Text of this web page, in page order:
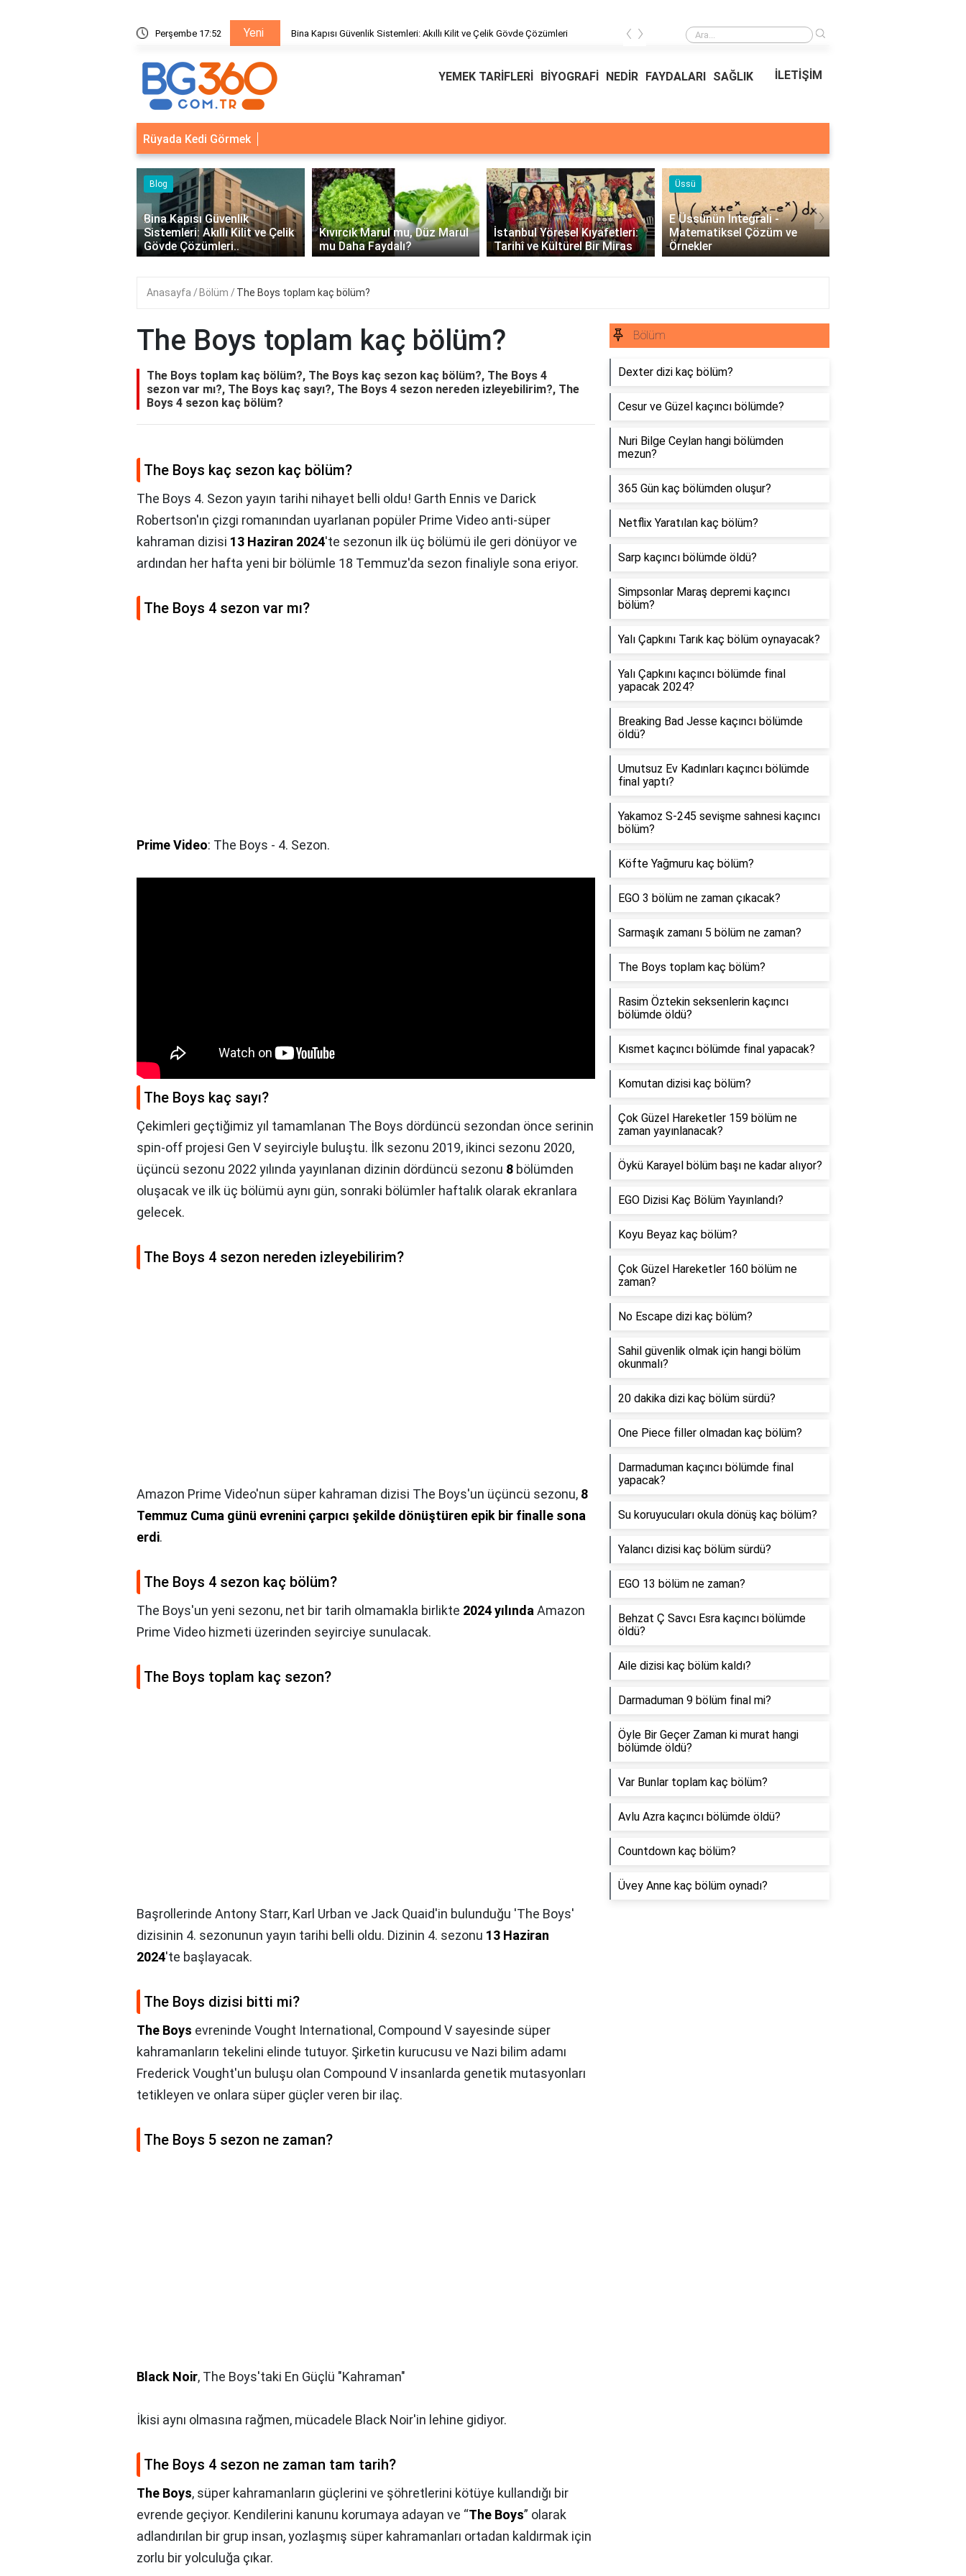
Perşembe 17:52 Yeni
Sistemleri: Akıllı Kilit ve Çelik Gövde Çözümleri Bina Kapısı Güvenlik Sistemleri: Akıllı Kilit ve Çelik Gövde Çözümleri Ödeal Müşteri Hizmetleri
‹ ›
YEMEK TARİFLERİ BİYOGRAFİ NEDİR FAYDALARI SAĞLIK İLETİŞİM
Rüyada Kedi Görmek
Kıvırcık Marul mu, Düz Marul
mu Daha Faydalı?
İstanbul Yöresel Kıyafetleri:
Tarihî ve Kültürel Bir Miras
Üssü
E Üssünün İntegrali -
Matematiksel Çözüm ve
Örnekler
Örnekleri
Profesyonel Kurumsal Mail
Örnekleri - İşletmeler İçin
Etkili İletişim..
‹ ›
Anasayfa Bölüm The Boys toplam kaç bölüm?
The Boys toplam kaç bölüm?
The Boys toplam kaç bölüm?, The Boys kaç sezon kaç bölüm?, The Boys 4
sezon var mı?, The Boys kaç sayı?, The Boys 4 sezon nereden izleyebilirim?, The
Boys 4 sezon kaç bölüm?
The Boys kaç sezon kaç bölüm?
The Boys 4. Sezon yayın tarihi nihayet belli oldu! Garth Ennis ve Darick
Robertson'ın çizgi romanından uyarlanan popüler Prime Video anti-süper
kahraman dizisi 13 Haziran 2024'te sezonun ilk üç bölümü ile geri dönüyor ve
ardından her hafta yeni bir bölümle 18 Temmuz'da sezon finaliyle sona eriyor.
The Boys 4 sezon var mı?
Prime Video: The Boys - 4. Sezon.
The Boys kaç sayı?
Çekimleri geçtiğimiz yıl tamamlanan The Boys dördüncü sezondan önce serinin
spin-off projesi Gen V seyirciyle buluştu. İlk sezonu 2019, ikinci sezonu 2020,
üçüncü sezonu 2022 yılında yayınlanan dizinin dördüncü sezonu 8 bölümden
oluşacak ve ilk üç bölümü aynı gün, sonraki bölümler haftalık olarak ekranlara
gelecek.
The Boys 4 sezon nereden izleyebilirim?
Amazon Prime Video'nun süper kahraman dizisi The Boys'un üçüncü sezonu, 8
Temmuz Cuma günü evrenini çarpıcı şekilde dönüştüren epik bir finalle sona
erdi.
The Boys 4 sezon kaç bölüm?
The Boys'un yeni sezonu, net bir tarih olmamakla birlikte 2024 yılındaAmazon
Prime Video hizmeti üzerinden seyirciye sunulacak.
The Boys toplam kaç sezon?
Başrollerinde Antony Starr, Karl Urban ve Jack Quaid'in bulunduğu 'The Boys'
dizisinin 4. sezonunun yayın tarihi belli oldu. Dizinin 4. sezonu 13 Haziran
2024'te başlayacak.
The Boys dizisi bitti mi?
The Boys evreninde Vought International, Compound V sayesinde süper
kahramanların tekelini elinde tutuyor. Şirketin kurucusu ve Nazi bilim adamı
Frederick Vought'un buluşu olan Compound V insanlarda genetik mutasyonları
tetikleyen ve onlara süper güçler veren bir ilaç.
The Boys 5 sezon ne zaman?
Black Noir, The Boys'taki En Güçlü "Kahraman"
İkisi aynı olmasına rağmen, mücadele Black Noir'in lehine gidiyor.
The Boys 4 sezon ne zaman tam tarih?
The Boys, süper kahramanların güçlerini ve şöhretlerini kötüye kullandığı bir
evrende geçiyor. Kendilerini kanunu korumaya adayan ve “The Boys” olarak
adlandırılan bir grup insan, yozlaşmış süper kahramanları ortadan kaldırmak için
zorlu bir yolculuğa çıkar.
Bölüm
Dexter dizi kaç bölüm?
Cesur ve Güzel kaçıncı bölümde?
Nuri Bilge Ceylan hangi bölümden
mezun?
365 Gün kaç bölümden oluşur?
Netflix Yaratılan kaç bölüm?
Sarp kaçıncı bölümde öldü?
Simpsonlar Maraş depremi kaçıncı
bölüm?
Yalı Çapkını Tarık kaç bölüm oynayacak?
Yalı Çapkını kaçıncı bölümde final
yapacak 2024?
Breaking Bad Jesse kaçıncı bölümde
öldü?
Umutsuz Ev Kadınları kaçıncı bölümde
final yaptı?
Yakamoz S-245 sevişme sahnesi kaçıncı
bölüm?
Köfte Yağmuru kaç bölüm?
EGO 3 bölüm ne zaman çıkacak?
Sarmaşık zamanı 5 bölüm ne zaman?
The Boys toplam kaç bölüm?
Rasim Öztekin seksenlerin kaçıncı
bölümde öldü?
Kısmet kaçıncı bölümde final yapacak?
Komutan dizisi kaç bölüm?
Çok Güzel Hareketler 159 bölüm ne
zaman yayınlanacak?
Öykü Karayel bölüm başı ne kadar alıyor?
EGO Dizisi Kaç Bölüm Yayınlandı?
Koyu Beyaz kaç bölüm?
Çok Güzel Hareketler 160 bölüm ne
zaman?
No Escape dizi kaç bölüm?
Sahil güvenlik olmak için hangi bölüm
okunmalı?
20 dakika dizi kaç bölüm sürdü?
One Piece filler olmadan kaç bölüm?
Darmaduman kaçıncı bölümde final
yapacak?
Su koruyucuları okula dönüş kaç bölüm?
Yalancı dizisi kaç bölüm sürdü?
EGO 13 bölüm ne zaman?
Behzat Ç Savcı Esra kaçıncı bölümde
öldü?
Aile dizisi kaç bölüm kaldı?
Darmaduman 9 bölüm final mi?
Öyle Bir Geçer Zaman ki murat hangi
bölümde öldü?
Var Bunlar toplam kaç bölüm?
Avlu Azra kaçıncı bölümde öldü?
Countdown kaç bölüm?
Üvey Anne kaç bölüm oynadı?